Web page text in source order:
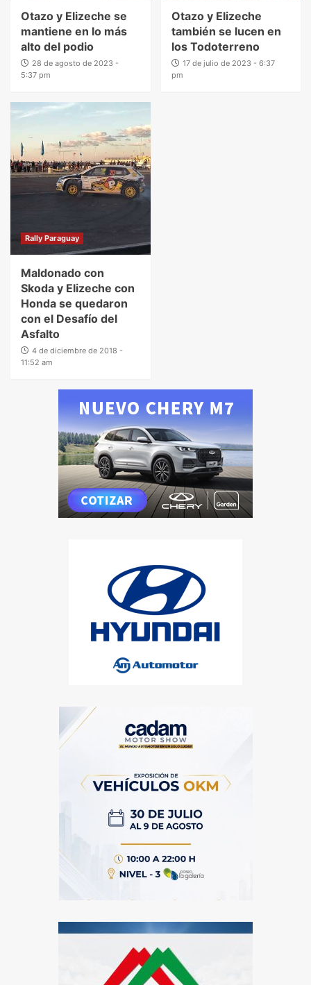
Otazo y Elizeche se
mantiene en lo más
alto del podio
28 de agosto de 2023 -
5:37 pm
Otazo y Elizeche
también se lucen en
los Todoterreno
17 de julio de 2023 - 6:37
pm
Rally Paraguay
Maldonado con
Skoda y Elizeche con
Honda se quedaron
con el Desafío del
Asfalto
4 de diciembre de 2018 -
11:52 am